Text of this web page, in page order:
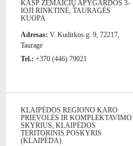
KASP ŽEMAIČIŲ APYGARDOS 3-
IOJI RINKTINĖ, TAURAGĖS
KUOPA
Adresas: V. Kudirkos g. 9, 72217,
Tauragė
Tel.: +370 (446) 79021
KLAIPĖDOS REGIONO KARO
PRIEVOLĖS IR KOMPLEKTAVIMO
SKYRIUS, KLAIPĖDOS
TERITORINIS POSKYRIS
(KLAIPĖDA)